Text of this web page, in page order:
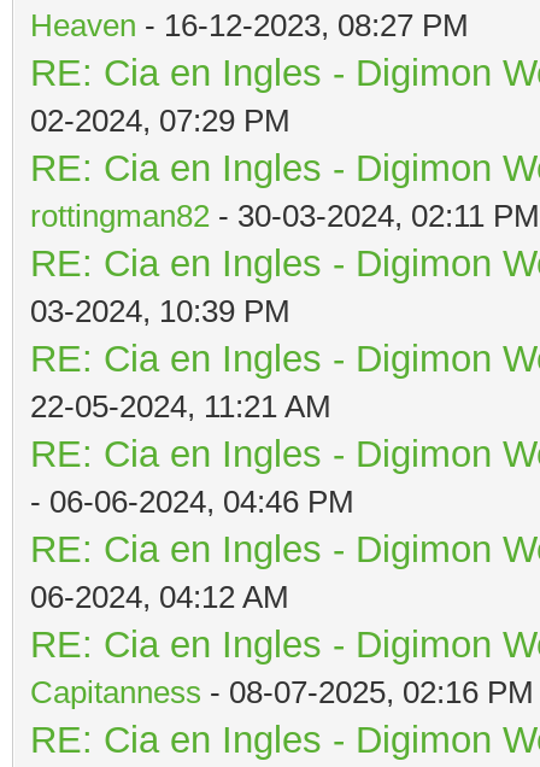
Heaven - 16-12-2023, 08:27 PM
RE: Cia en Ingles - Digimon
02-2024, 07:29 PM
RE: Cia en Ingles - Digimon
rottingman82 - 30-03-2024, 02:11 PM
RE: Cia en Ingles - Digimon
03-2024, 10:39 PM
RE: Cia en Ingles - Digimon
22-05-2024, 11:21 AM
RE: Cia en Ingles - Digimon
- 06-06-2024, 04:46 PM
RE: Cia en Ingles - Digimon
06-2024, 04:12 AM
RE: Cia en Ingles - Digimon
Capitanness - 08-07-2025, 02:16 PM
RE: Cia en Ingles - Digimon